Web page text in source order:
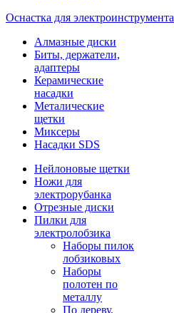
Оснастка для электроинструмента
Алмазные диски
Биты, держатели,
адаптеры
Керамические
насадки
Металические
щетки
Миксеры
Насадки SDS
Нейлоновые щетки
Ножи для
электрорубанка
Отрезные диски
Пилки для
электролобзика
Наборы пилок
лобзиковых
Наборы
полотен по
металлу
По дереву,